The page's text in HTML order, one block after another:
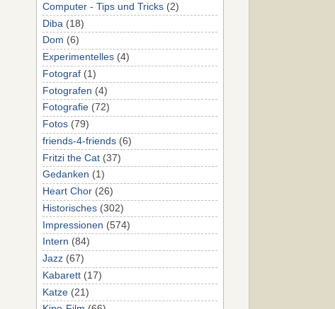
Computer - Tips und Tricks (2)
Diba (18)
Dom (6)
Experimentelles (4)
Fotograf (1)
Fotografen (4)
Fotografie (72)
Fotos (79)
friends-4-friends (6)
Fritzi the Cat (37)
Gedanken (1)
Heart Chor (26)
Historisches (302)
Impressionen (574)
Intern (84)
Jazz (67)
Kabarett (17)
Katze (21)